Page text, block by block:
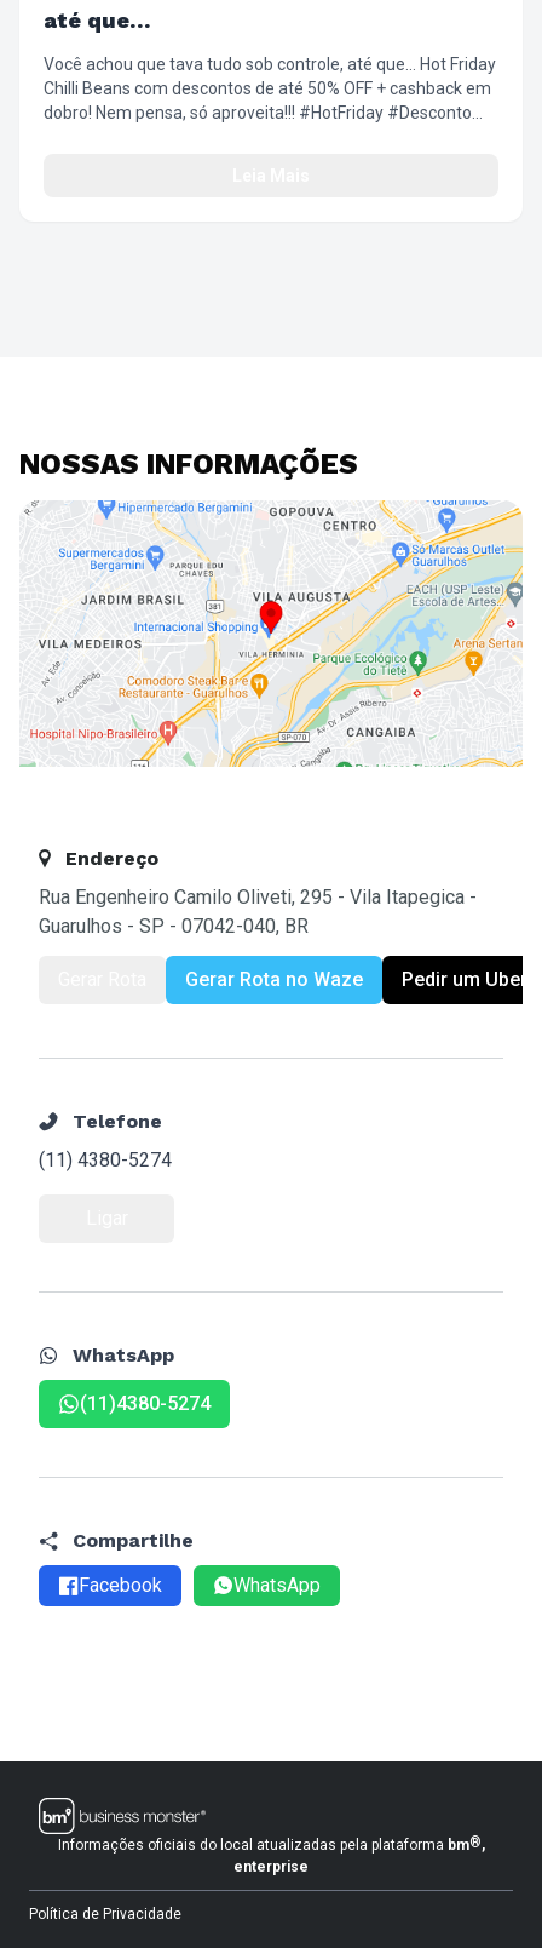
até que…
Você achou que tava tudo sob controle, até que… Hot Friday
Chilli Beans com descontos de até 50% OFF + cashback em
dobro! Nem pensa, só aproveita!!! #HotFriday #Desconto
NOSSAS INFORMAÇÕES
Endereço
Rua Engenheiro Camilo Oliveti, 295 - Vila Itapegica -
Guarulhos - SP - 07042-040, BR
Gerar Rota no Waze Pedir um Uber
Telefone
(11) 4380-5274
WhatsApp
(11)4380-5274
Compartilhe
Facebook
WhatsApp
Informações oficiais do local atualizadas pela plataforma bm®,
enterprise
Política de Privacidade